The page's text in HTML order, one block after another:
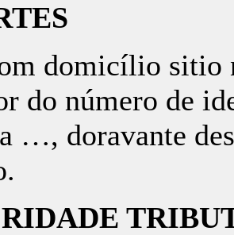
domicílio
do número de
…, doravante